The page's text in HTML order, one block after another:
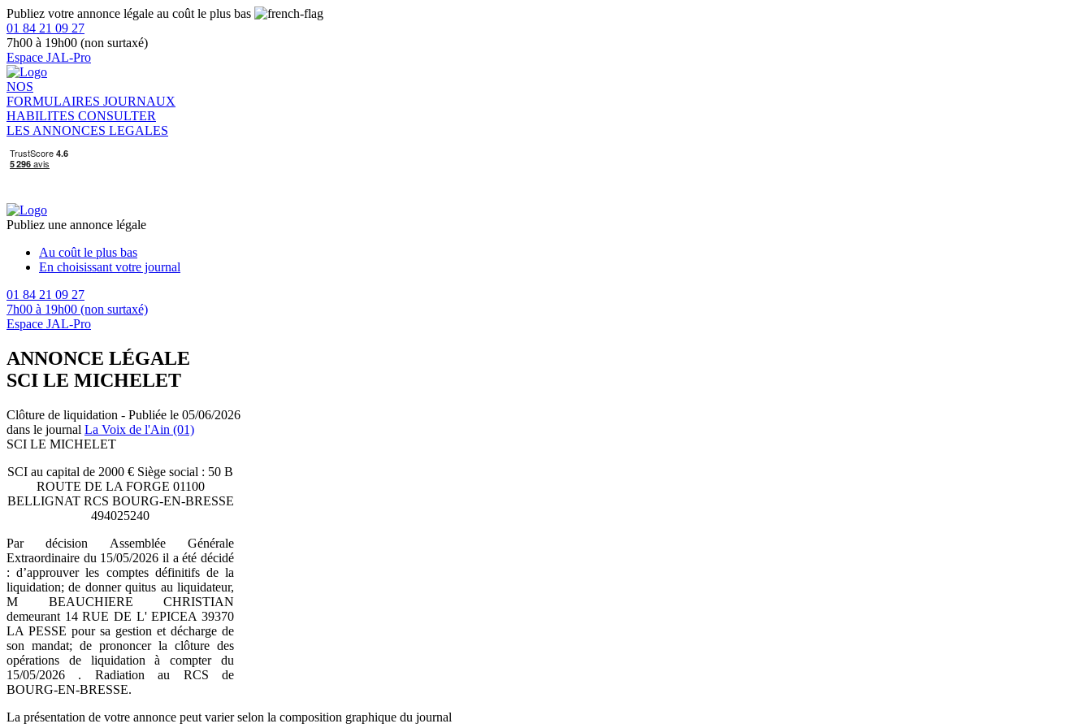
Publiez votre annonce légale au coût le plus bas
01 84 21 09 27
7h00 à 19h00 (non surtaxé)
Espace JAL-Pro
NOS
FORMULAIRES JOURNAUX
HABILITES CONSULTER
LES ANNONCES LEGALES
Publiez une annonce légale
Au coût le plus bas
En choisissant votre journal
01 84 21 09 27
7h00 à 19h00 (non surtaxé)
Espace JAL-Pro
ANNONCE LÉGALE
SCI LE MICHELET
Clôture de liquidation - Publiée le 05/06/2026
dans le journal La Voix de l'Ain (01)
SCI LE MICHELET
SCI au capital de 2000 € Siège social : 50 B
ROUTE DE LA FORGE 01100
BELLIGNAT RCS BOURG-EN-BRESSE
494025240
Par décision Assemblée Générale
Extraordinaire du 15/05/2026 il a été décidé
: d’approuver les comptes définitifs de la
liquidation; de donner quitus au liquidateur,
M BEAUCHIERE CHRISTIAN
demeurant 14 RUE DE L' EPICEA 39370
LA PESSE pour sa gestion et décharge de
son mandat; de prononcer la clôture des
opérations de liquidation à compter du
15/05/2026 . Radiation au RCS de
BOURG-EN-BRESSE.
La présentation de votre annonce peut varier selon la composition graphique du journal